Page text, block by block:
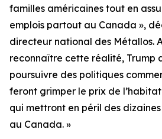
familles américaines tout en
emplois partout au Canada »,
directeur national des Métallos.
reconnaître cette réalité, Trump
poursuivre des politiques
feront grimper le prix de
qui mettront en péril des
au Canada. »